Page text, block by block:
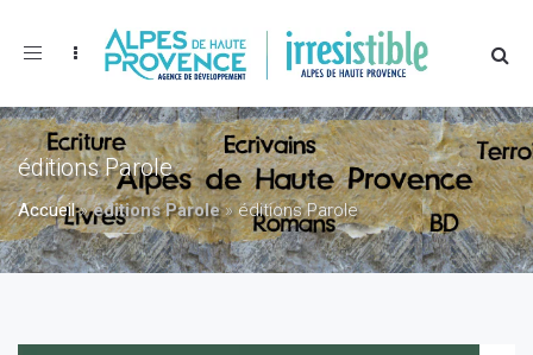
Toggle
éditions Parole
Accueil»éditions Parole»éditions Parole